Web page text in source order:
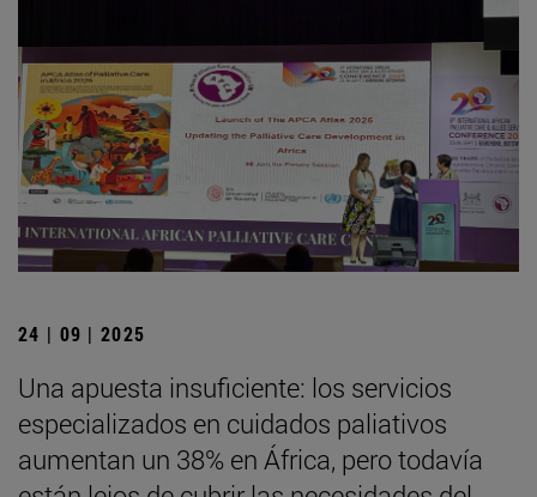
24 | 09 | 2025
Una apuesta insuficiente: los servicios
especializados en cuidados paliativos
aumentan un 38% en África, pero todavía